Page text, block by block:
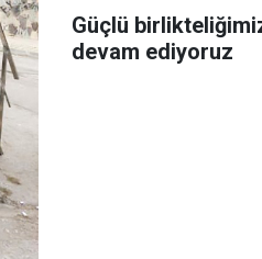
Güçlü
devam ediyoruz